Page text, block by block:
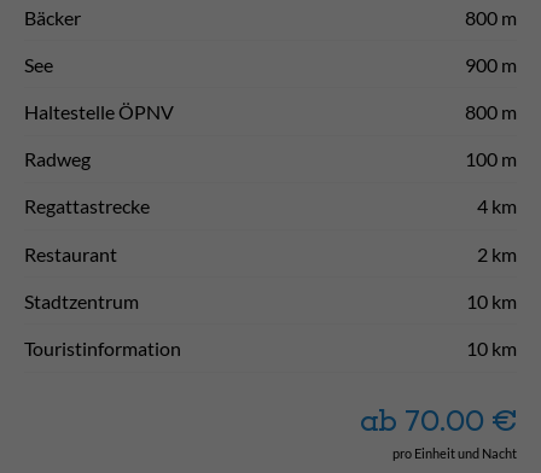
Bäcker 800 m
See 900 m
Haltestelle ÖPNV 800 m
Radweg 100 m
Regattastrecke 4 km
Restaurant 2 km
Stadtzentrum 10 km
Touristinformation 10 km
ab 70.00 €
pro Einheit und Nacht